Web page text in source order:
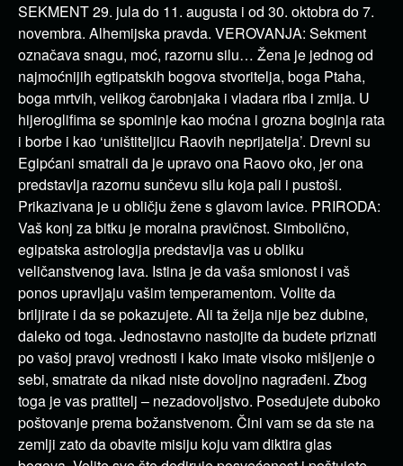
SEKMENT 29. jula do 11. augusta i od 30. oktobra do 7.
novembra. Alhemijska pravda. VEROVANJA: Sekment
označava snagu, moć, razornu silu… Žena je jednog od
najmoćnijih egtipatskih bogova stvoritelja, boga Ptaha,
boga mrtvih, velikog čarobnjaka i vladara riba i zmija. U
hijeroglifima se spominje kao moćna i grozna boginja rata
i borbe i kao ‘uništiteljicu Raovih neprijatelja’. Drevni su
Egipćani smatrali da je upravo ona Raovo oko, jer ona
predstavlja razornu sunčevu silu koja pali i pustoši.
Prikazivana je u obličju žene s glavom lavice. PRIRODA:
Vaš konj za bitku je moralna pravičnost. Simbolično,
egipatska astrologija predstavlja vas u obliku
veličanstvenog lava. Istina je da vaša smionost i vaš
ponos upravljaju vašim temperamentom. Volite da
briljirate i da se pokazujete. Ali ta želja nije bez dubine,
daleko od toga. Jednostavno nastojite da budete priznati
po vašoj pravoj vrednosti i kako imate visoko mišljenje o
sebi, smatrate da nikad niste dovoljno nagrađeni. Zbog
toga je vas pratitelj – nezadovoljstvo. Posedujete duboko
poštovanje prema božanstvenom. Čini vam se da ste na
zemlji zato da obavite misiju koju vam diktira glas